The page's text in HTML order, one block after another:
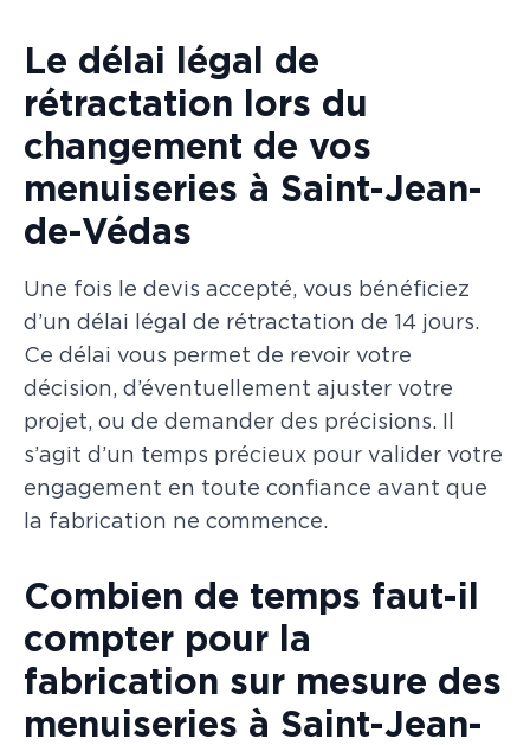
Le délai légal de
rétractation lors du
changement de vos
menuiseries à Saint-Jean-
de-Védas
Une fois le devis accepté, vous bénéficiez
d’un délai légal de rétractation de 14 jours.
Ce délai vous permet de revoir votre
décision, d’éventuellement ajuster votre
projet, ou de demander des précisions. Il
s’agit d’un temps précieux pour valider votre
engagement en toute confiance avant que
la fabrication ne commence.
Combien de temps faut-il
compter pour la
fabrication sur mesure des
menuiseries à Saint-Jean-